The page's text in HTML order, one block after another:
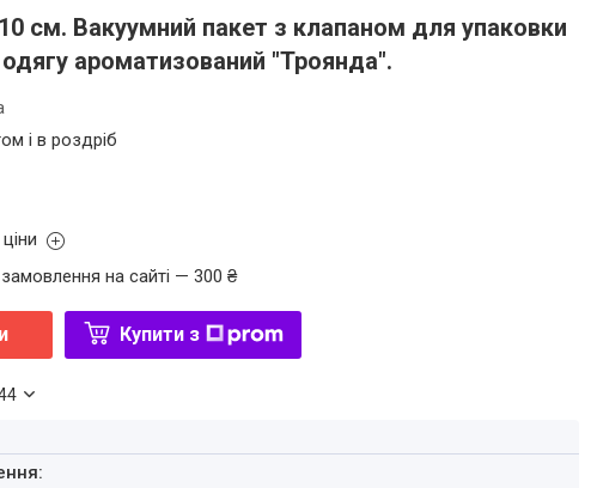
см. Вакуумний пакет з клапаном для упаковки
одягу ароматизований "Троянда".
і в роздріб
на сайті — 300 ₴
Купити з